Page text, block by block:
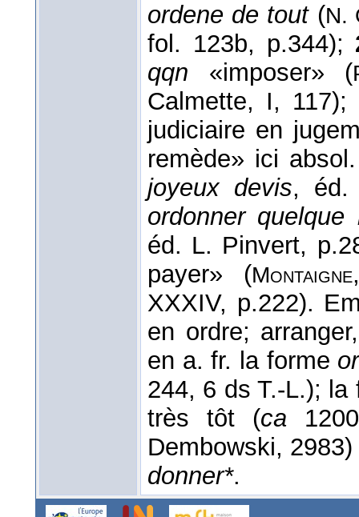
ordene de tout (N.
fol. 123b, p.344);
qqn «imposer» (
Calmette, I, 117);
judiciaire en
remède» ici
joyeux devis, éd.
ordonner quelque
éd. L. Pinvert,
payer» (Montaigne
XXXIV, p.222).
en ordre;
en a. fr. la forme
244, 6 ds T.-L.);
très tôt (ca
Dembowski,
donner*.